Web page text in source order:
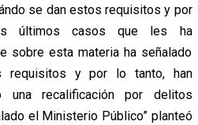
se dan estos requisitos y por
últimos casos que les ha
sobre esta materia ha señalado
requisitos y por lo tanto, han
una recalificación por delitos
el Ministerio Público” planteó